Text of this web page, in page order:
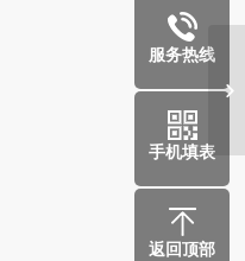
服务热线
手机填表
返回顶部